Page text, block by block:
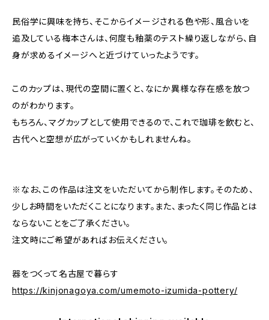
民俗学に興味を持ち、そこからイメージされる色や形、風合いを
追及している梅本さんは、何度も釉薬のテスト繰り返しながら、自
身が求めるイメージへと近づけていったようです。
このカップは、現代の空間に置くと、なにか異様な存在感を放つ
のがわかります。
もちろん、マグカップとして使用できるので、これで珈琲を飲むと、
古代へと空想が広がっていくかもしれませんね。
※なお、この作品は注文をいただいてから制作します。そのため、
少しお時間をいただくことになります。また、まったく同じ作品とは
ならないことをご了承ください。
注文時にご希望があればお伝えください。
器をつくって名古屋で暮らす
https://kinjonagoya.com/umemoto-izumida-pottery/